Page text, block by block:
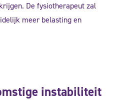
De fysiotherapeut zal
meer belasting en
instabiliteit